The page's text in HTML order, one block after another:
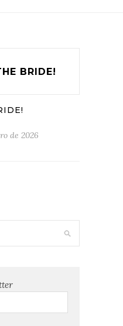
BRIDE!
de 2026